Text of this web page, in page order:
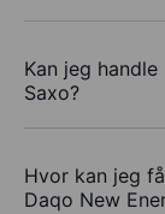
Kan jeg
Saxo?
Hvor kan jeg
Daqo New